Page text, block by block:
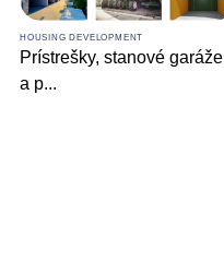
HOUSING DEVELOPMENT
Prístrešky, stanové garáže
a p...